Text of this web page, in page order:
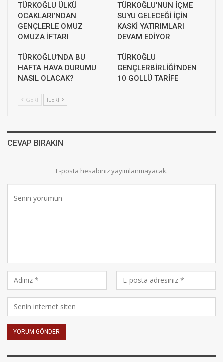
TÜRKOĞLU ÜLKÜ
OCAKLARI’NDAN
GENÇLERLE OMUZ
OMUZA İFTARI
TÜRKOĞLU’NUN İÇME
SUYU GELECEĞİ İÇİN
KASKİ YATIRIMLARI
DEVAM EDİYOR
TÜRKOĞLU’NDA BU
HAFTA HAVA DURUMU
NASIL OLACAK?
TÜRKOĞLU
GENÇLERBİRLİĞİ’NDEN
10 GOLLÜ TARİFE
GERI İLERI
CEVAP BIRAKIN
E-posta hesabınız yayımlanmayacak.